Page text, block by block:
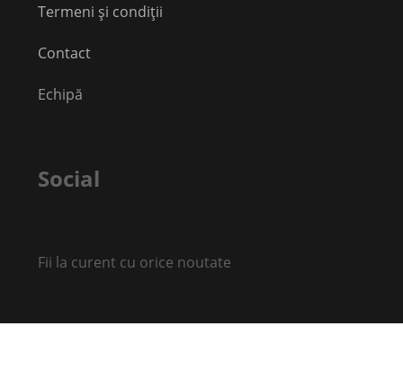
Termeni și condiții
Contact
Echipă
Social
Fii la curent cu orice noutate